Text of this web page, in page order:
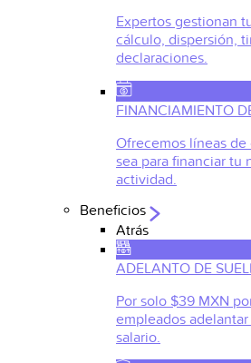
Expertos gestionan
cálculo, dispersión,
declaraciones.
FINANCIAMIENTO
Ofrecemos líneas
sea para financiar tu
actividad.
Beneficios
Atrás
ADELANTO DE
Por solo $39 MXN
empleados
salario.